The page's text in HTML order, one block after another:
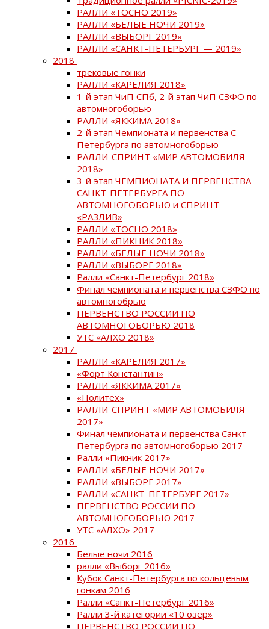
РАЛЛИ «ТОСНО 2019»
РАЛЛИ «БЕЛЫЕ НОЧИ 2019»
РАЛЛИ «ВЫБОРГ 2019»
РАЛЛИ «САНКТ-ПЕТЕРБУРГ — 2019»
2018
трековые гонки
РАЛЛИ «КАРЕЛИЯ 2018»
1-й этап ЧиП СПб, 2-й этап ЧиП СЗФО по
автомногоборью
РАЛЛИ «ЯККИМА 2018»
2-й этап Чемпионата и первенства С-
Петербурга по автомногоборью
РАЛЛИ-СПРИНТ «МИР АВТОМОБИЛЯ
2018»
3-й этап ЧЕМПИОНАТА И ПЕРВЕНСТВА
САНКТ-ПЕТЕРБУРГА ПО
АВТОМНОГОБОРЬЮ и СПРИНТ
«РАЗЛИВ»
РАЛЛИ «ТОСНО 2018»
РАЛЛИ «ПИКНИК 2018»
РАЛЛИ «БЕЛЫЕ НОЧИ 2018»
РАЛЛИ «ВЫБОРГ 2018»
Ралли «Санкт-Петербург 2018»
Финал чемпионата и первенства СЗФО по
автомногобрью
ПЕРВЕНСТВО РОССИИ ПО
АВТОМНОГОБОРЬЮ 2018
УТС «АЛХО 2018»
2017
РАЛЛИ «КАРЕЛИЯ 2017»
«Форт Константин»
РАЛЛИ «ЯККИМА 2017»
«Политех»
РАЛЛИ-СПРИНТ «МИР АВТОМОБИЛЯ
2017»
Финал чемпионата и первенства Санкт-
Петербурга по автомногоборью 2017
Ралли «Пикник 2017»
РАЛЛИ «БЕЛЫЕ НОЧИ 2017»
РАЛЛИ «ВЫБОРГ 2017»
РАЛЛИ «САНКТ-ПЕТЕРБУРГ 2017»
ПЕРВЕНСТВО РОССИИ ПО
АВТОМНОГОБОРЬЮ 2017
УТС «АЛХО» 2017
2016
Белые ночи 2016
ралли «Выборг 2016»
Кубок Санкт-Петербурга по кольцевым
гонкам 2016
Ралли «Санкт-Петербург 2016»
Ралли 3-й категории «10 озер»
ПЕРВЕНСТВО РОССИИ ПО